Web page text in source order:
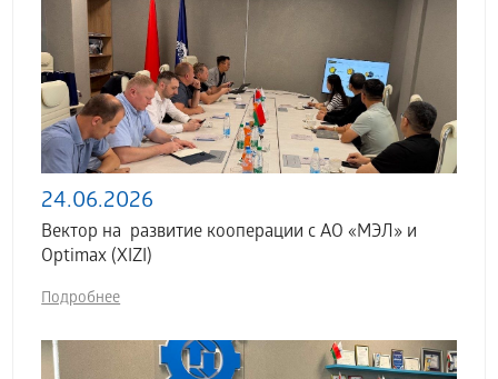
24.06.2026
Вектор на развитие кооперации с АО «МЭЛ» и
Optimax (XIZI)
Подробнее